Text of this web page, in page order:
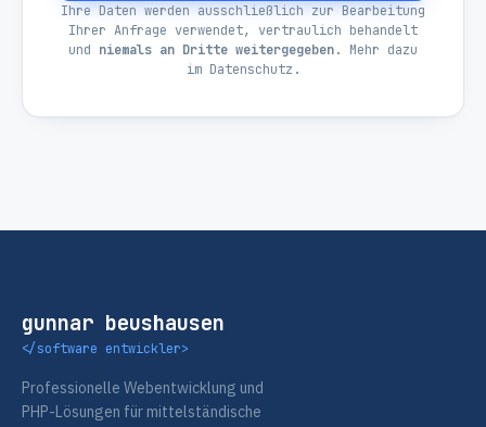
Ihre Daten werden ausschließlich zur Bearbeitung
Ihrer Anfrage verwendet, vertraulich behandelt
und niemals an Dritte weitergegeben. Mehr dazu
im Datenschutz .
gunnar beushausen
</software entwickler>
Professionelle Webentwicklung und
PHP-Lösungen für mittelständische